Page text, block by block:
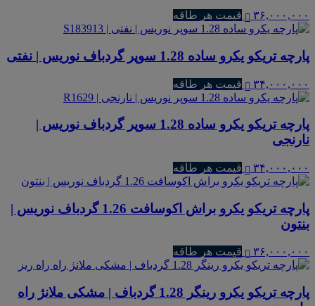
۳۶,۰۰۰,۰۰۰ قیمت هر طاقه
پارچه تریکو یکرو ساده 1.28 سوپر گردباف نوریس | نفتی
۳۴,۰۰۰,۰۰۰ قیمت هر طاقه
پارچه تریکو یکرو ساده 1.28 سوپر گردباف نوریس |
نارنجی
۳۴,۰۰۰,۰۰۰ قیمت هر طاقه
پارچه تریکو یکرو براش اکوسافت 1.26 گردباف نوریس |
بنتون
۳۶,۰۰۰,۰۰۰ قیمت هر طاقه
پارچه تریکو یکرو رینگر 1.28 گردباف | مشکی ملانژ راه